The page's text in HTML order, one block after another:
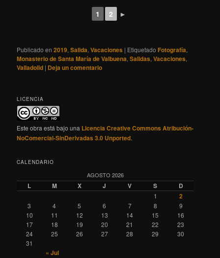
1 2 ►
Publicado en 2019,Salida,Vacaciones | Etiquetado Fotografía,
Monasterio de Santa María de Valbuena,Salidas,Vacaciones,
Valladolid | Deja un comentario
LICENCIA
Este obra está bajo una Licencia Creative Commons Atribución-
NoComercial-SinDerivadas 3.0 Unported.
CALENDARIO
AGOSTO 2026
L M X J V S D
1 2
3 4 5 6 7 8
9
10
11 12 13 14 15
16
17
18 19 20 21 22
23
24
25 26 27 28 29
30
31
« Jul